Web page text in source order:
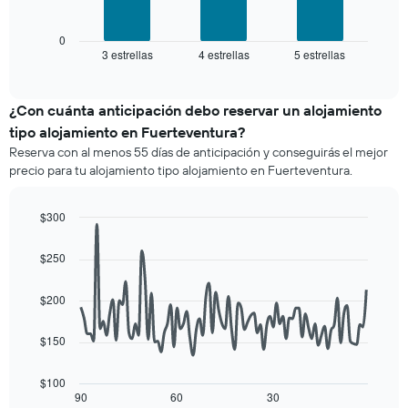
gráfico
X
que
indica
las
los
por
gráfico
muestra
que
muestra
de
una
habitación
para
este
de
de
últimos
3 días
agrupado
3 estrellas 4 estrellas 5 estrellas
0
¿Con cuánta anticipación debo reservar un alojamiento
tipo alojamiento en Fuerteventura?
Reserva con al menos 55 días de anticipación y conseguirás el mejor
precio para tu alojamiento tipo alojamiento en Fuerteventura.
with
data
points.
El
cuadro
muestra
90 60 30
$100
$150
$200
$250
$300